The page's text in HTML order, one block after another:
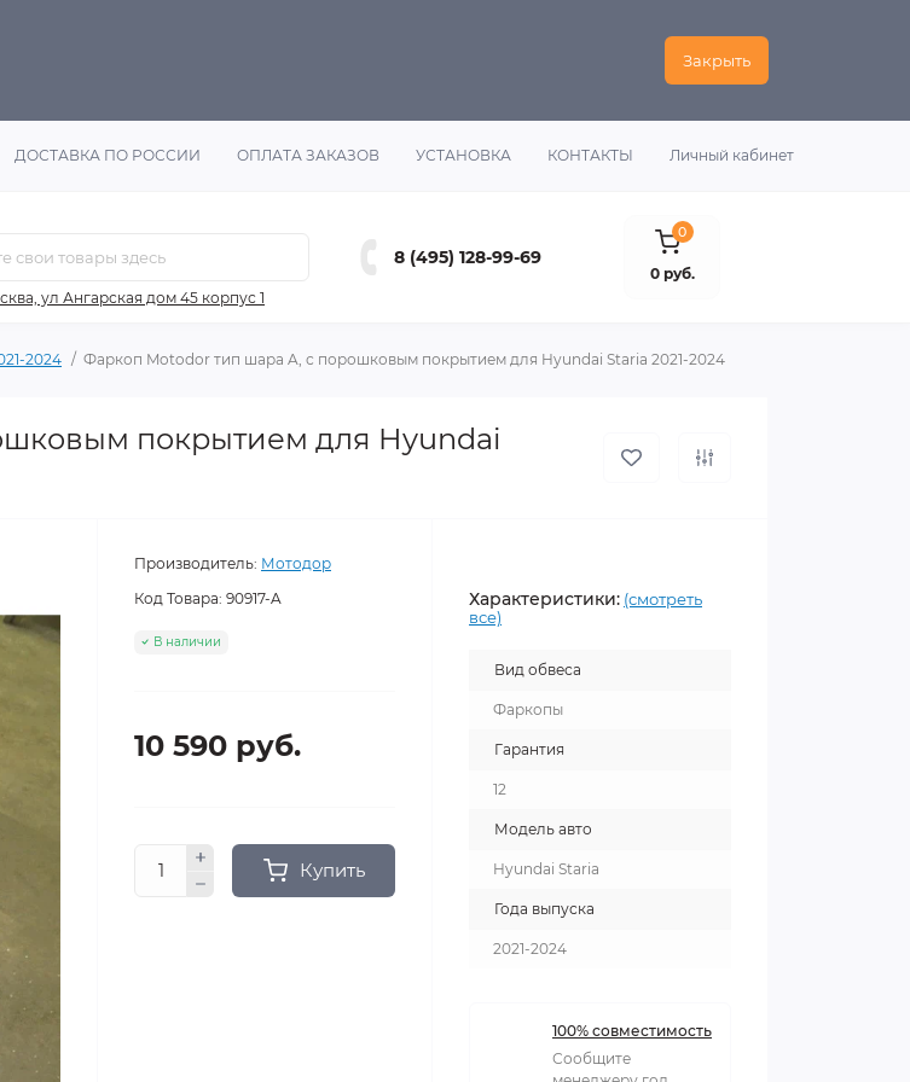
Закрыть
ДОСТАВКА ПО РОССИИ ОПЛАТА ЗАКАЗОВ УСТАНОВКА КОНТАКТЫ Личный кабинет
ул Ангарская дом 45 корпус 1
8 (495) 128-99-69
0
0 руб.
2024 Фаркоп Motodor тип шара A, с порошковым покрытием для Hyundai Staria 2021-2024
покрытием для Hyundai
Производитель: Мотодор
Код Товара: 90917-A
В наличии
10 590 руб.
Купить
Характеристики: (смотреть
все)
Вид обвеса
Фаркопы
Гарантия
12
Модель авто
Hyundai Staria
Года выпуска
2021-2024
100% совместимость
Сообщите